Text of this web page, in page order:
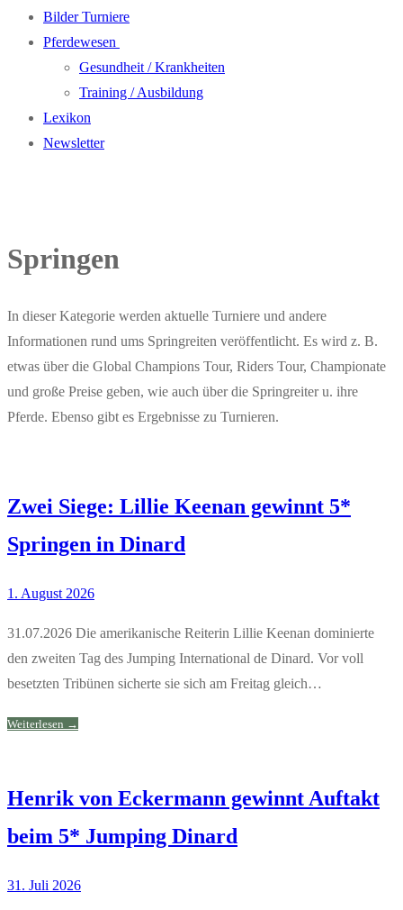
Bilder Turniere
Pferdewesen
Gesundheit / Krankheiten
Training / Ausbildung
Lexikon
Newsletter
Springen
In dieser Kategorie werden aktuelle Turniere und andere
Informationen rund ums Springreiten veröffentlicht. Es wird z. B.
etwas über die Global Champions Tour, Riders Tour, Championate
und große Preise geben, wie auch über die Springreiter u. ihre
Pferde. Ebenso gibt es Ergebnisse zu Turnieren.
Zwei Siege: Lillie Keenan gewinnt 5*
Springen in Dinard
1. August 2026
31.07.2026 Die amerikanische Reiterin Lillie Keenan dominierte
den zweiten Tag des Jumping International de Dinard. Vor voll
besetzten Tribünen sicherte sie sich am Freitag gleich…
Weiterlesen →
Henrik von Eckermann gewinnt Auftakt
beim 5* Jumping Dinard
31. Juli 2026